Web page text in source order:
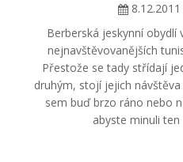
8.12.2011
Berberská jeskynní
nejnavštěvovanějších
Přestože se tady střídají
druhým, stojí jejich
sem buď brzo ráno nebo
abyste minuli